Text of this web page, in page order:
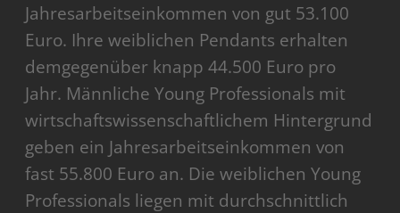
Jahresarbeitseinkommen von gut 53.100
Euro. Ihre weiblichen Pendants erhalten
demgegenüber knapp 44.500 Euro pro
Jahr. Männliche Young Professionals mit
wirtschaftswissenschaftlichem Hintergrund
geben ein Jahresarbeitseinkommen von
fast 55.800 Euro an. Die weiblichen Young
Professionals liegen mit durchschnittlich